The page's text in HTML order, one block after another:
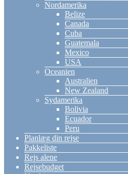
Nordamerika
Belize
Canada
Cuba
Guatemala
Mexico
USA
Oceanien
Australien
New Zealand
Sydamerika
Bolivia
Ecuador
Peru
Planlæg din rejse
Pakkeliste
Rejs alene
Rejsebudget